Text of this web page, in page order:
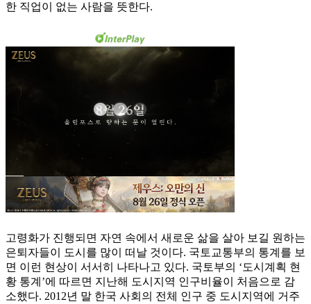
한 직업이 없는 사람을 뜻한다.
고령화가 진행되면 자연 속에서 새로운 삶을 살아 보길 원하는
은퇴자들이 도시를 많이 떠날 것이다. 국토교통부의 통계를 보
면 이런 현상이 서서히 나타나고 있다. 국토부의 ‘도시계획 현
황 통계’에 따르면 지난해 도시지역 인구비율이 처음으로 감
소했다. 2012년 말 한국 사회의 전체 인구 중 도시지역에 거주